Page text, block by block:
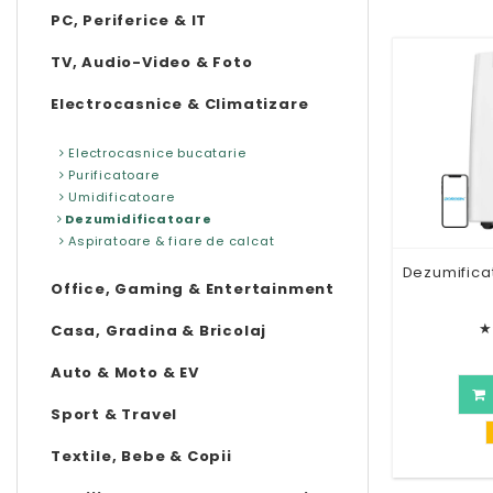
★
PC, Periferice & IT
TV, Audio-Video & Foto
Electrocasnice & Climatizare
Electrocasnice bucatarie
Purificatoare
Umidificatoare
Dezumidificatoare
Aspiratoare & fiare de calcat
Office, Gaming & Entertainment
Casa, Gradina & Bricolaj
Auto & Moto & EV
Sport & Travel
Textile, Bebe & Copii